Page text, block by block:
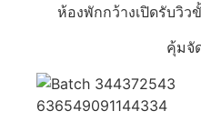
ห้องพักกว้างเปิดรับวิ
คุ้มจั